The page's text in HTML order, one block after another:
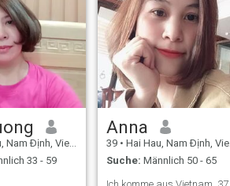
Ðịnh, Vietnam
33 - 59
Anna
39 • Hai Hau, Nam Ðịnh, Vietnam
Suche: Männlich 50 - 65